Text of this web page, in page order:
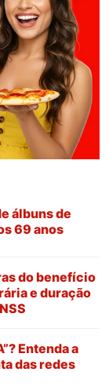
álbuns de
69 anos
do benefício
e duração
Entenda a
das redes